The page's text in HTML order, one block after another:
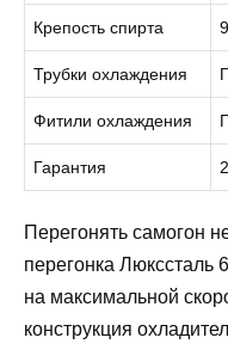
Крепость спирта
Трубки охлаждения
Фитили охлаждения
Гарантия
Перегонять самогон
перегонка Люкссталь
на максимальной
конструкция